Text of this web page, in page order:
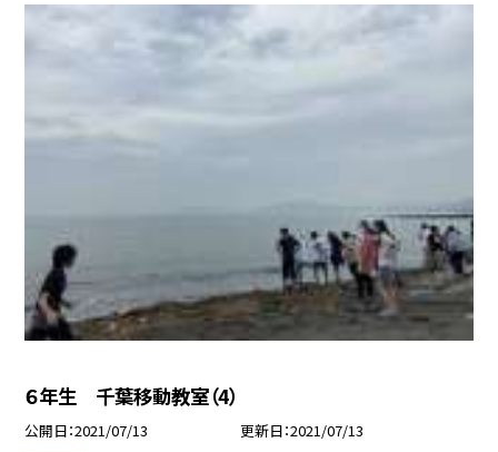
６年生 千葉移動教室（4）
公開日 2021/07/13 更新日 2021/07/13